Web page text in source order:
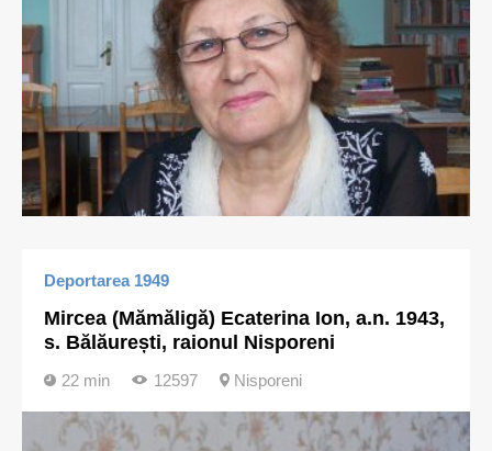
Deportarea 1949
Mircea (Mămăligă) Ecaterina Ion, a.n. 1943,
s. Bălăurești, raionul Nisporeni
22 min 12597 Nisporeni